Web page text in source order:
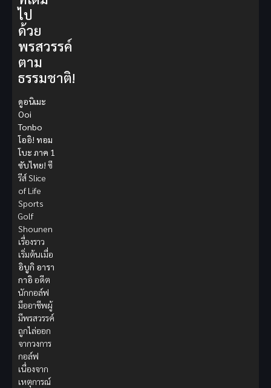
ไป
ด้วย
พรสวรรค์
ตาม
ธรรมชาติ!
ดูอนิเมะ
Ooi
Tonbo
โออิ! ทอม
โบะ ภาค 1
ซับไทย! ซี
รีส์ Slice
of Life
Sports
Golf
Shounen
เรื่องราว
เริ่มต้นเมื่อ
อิบูกิ อารา
กาอิ อดีต
นักกอล์ฟ
มืออาชีพผู้
มีพรสวรรค์
ถูกไล่ออก
จากวงการ
กอล์ฟ
เนื่องจาก
เหตุการณ์